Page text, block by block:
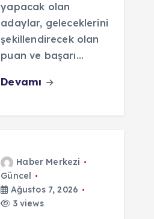
yapacak olan
adaylar, geleceklerini
şekillendirecek olan
puan ve başarı…
Devamı
Haber Merkezi
Güncel
Ağustos 7, 2026
3 views